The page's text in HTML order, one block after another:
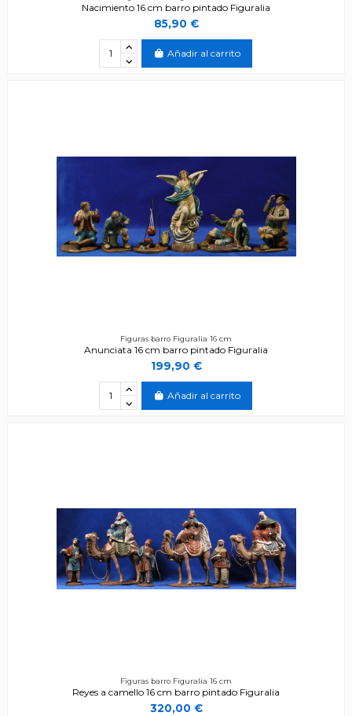
Nacimiento 16 cm barro pintado Figuralia
85,90 €
Añadir al carrito
Figuras barro Figuralia 16 cm
Anunciata 16 cm barro pintado Figuralia
199,90 €
Añadir al carrito
Figuras barro Figuralia 16 cm
Reyes a camello 16 cm barro pintado Figuralia
320,00 €